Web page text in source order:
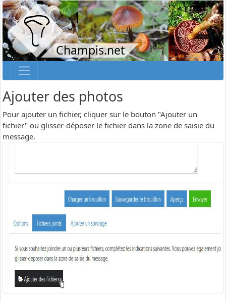
Champis.net
Ajouter des photos
Pour ajouter un fichier, cliquer sur le bouton "Ajouter un
fichier" ou glisser-déposer le fichier dans la zone de saisie du
message.